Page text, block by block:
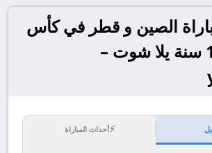
الصين و قطر في كأس
آسيا تحت 17 سنة يلا شوت –
⚡أحداث المباراة